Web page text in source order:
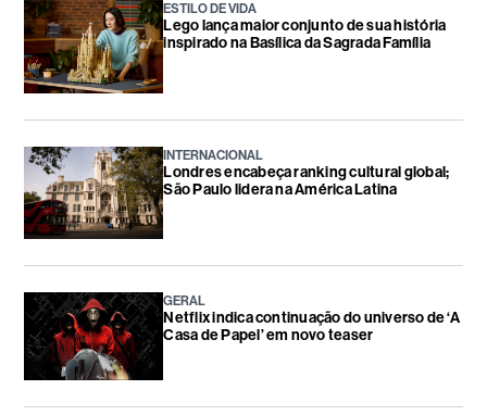
ESTILO DE VIDA
Lego lança maior conjunto de sua história
inspirado na Basílica da Sagrada Família
INTERNACIONAL
Londres encabeça ranking cultural global;
São Paulo lidera na América Latina
GERAL
Netflix indica continuação do universo de ‘A
Casa de Papel’ em novo teaser